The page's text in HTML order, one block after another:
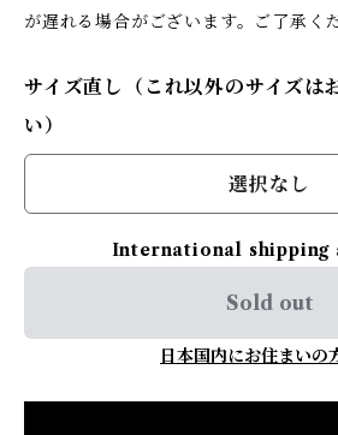
が遅れる場合がございます。ご了承く
サイズ直し（これ以外のサイズは
い）
選択なし
International shipping
Sold out
日本国内にお住まいの